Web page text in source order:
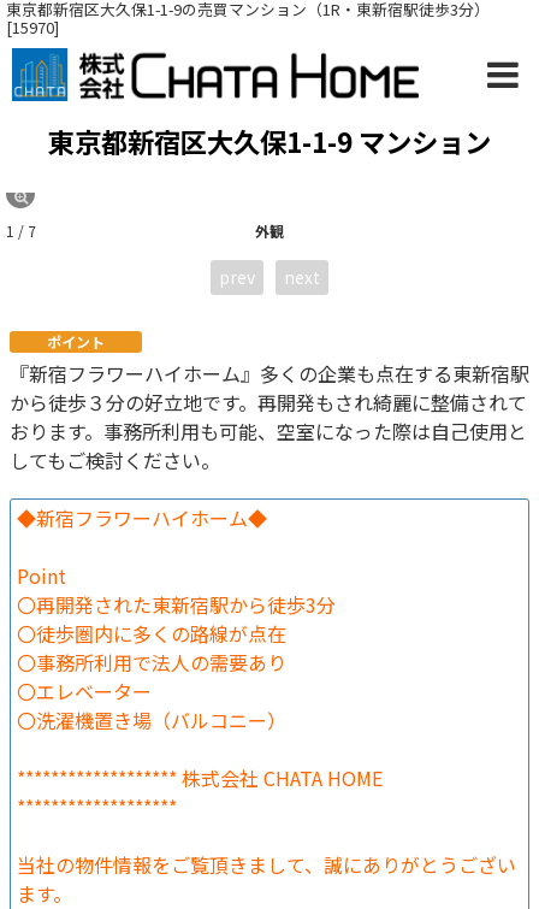
東京都新宿区大久保1-1-9の売買マンション（1R・東新宿駅徒歩3分）
[15970]
東京都新宿区大久保1-1-9 マンション
外観
1 / 7
prev next
ポイント
『新宿フラワーハイホーム』多くの企業も点在する東新宿駅
から徒歩３分の好立地です。再開発もされ綺麗に整備されて
おります。事務所利用も可能、空室になった際は自己使用と
してもご検討ください。
◆新宿フラワーハイホーム◆
Point
〇再開発された東新宿駅から徒歩3分
〇徒歩圏内に多くの路線が点在
〇事務所利用で法人の需要あり
〇エレベーター
〇洗濯機置き場（バルコニー）
******************* 株式会社 CHATA HOME
*******************
当社の物件情報をご覧頂きまして、誠にありがとうござい
ます。